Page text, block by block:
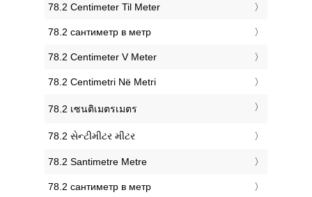
‎78.2 Centimeter Til Meter
‎78.2 сантиметр в метр
‎78.2 Centimeter V Meter
‎78.2 Centimetri Në Metri
‎78.2 เซนติเมตรเมตร
‎78.2 સેન્ટીમીટર મીટર
‎78.2 Santimetre Metre
‎78.2 сантиметр в метр